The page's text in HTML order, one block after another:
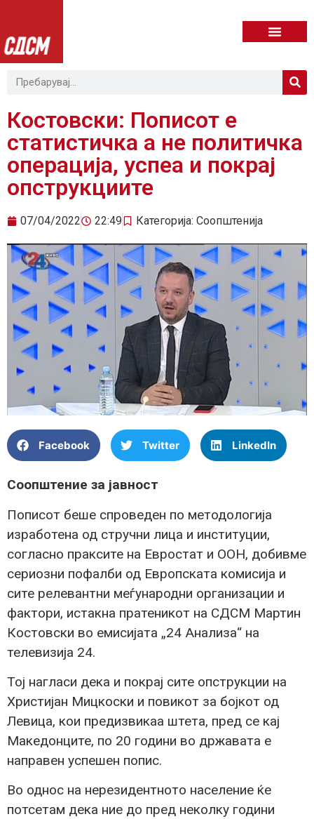
Костовски: Пописот е
статистичка а не политичка
операција, успеа и покрај
опструкциите
07/04/2022 22:49 Категорија: Соопштенија
Facebook Twitter LinkedIn
Соопштение за јавност
Пописот беше спроведен по методологија
изработена од стручни лица и институции,
согласно праксите на Евростат и ООН, добивме
сериозни пофалби од Европската комисија и
сите релевантни меѓународни организации и
фактори, истакна пратеникот на СДСМ Мартин
Костовски во емисијата „24 Анализа“ на
телевизија 24.
Тој нагласи дека и покрај сите опструкции на
Христијан Мицкоски и повикот за бојкот од
Левица, кои предизвикаа штета, пред се кај
Македонците, по 20 години во државата е
направен успешен попис.
Во однос на нерезидентното население ќе
потсетам дека ние до пред неколку години